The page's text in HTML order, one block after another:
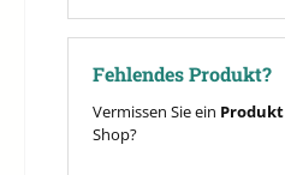
Fehlendes Produkt?
Vermissen Sie ein Produkt
Shop?